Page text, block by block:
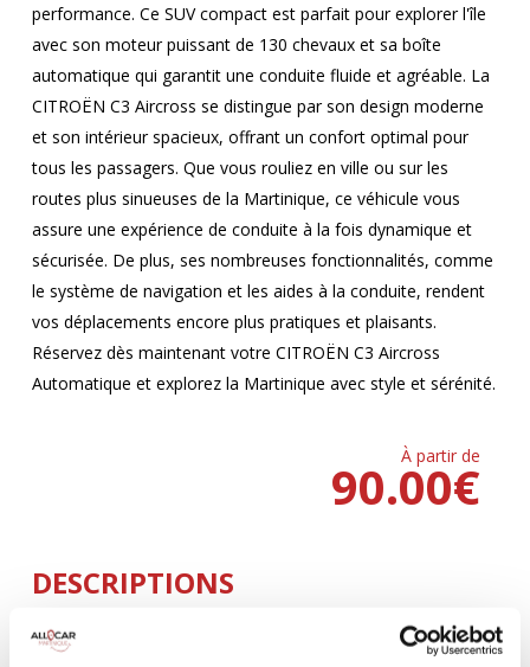
performance. Ce SUV compact est parfait pour explorer l'île
avec son moteur puissant de 130 chevaux et sa boîte
automatique qui garantit une conduite fluide et agréable. La
CITROËN C3 Aircross se distingue par son design moderne
et son intérieur spacieux, offrant un confort optimal pour
tous les passagers. Que vous rouliez en ville ou sur les
routes plus sinueuses de la Martinique, ce véhicule vous
assure une expérience de conduite à la fois dynamique et
sécurisée. De plus, ses nombreuses fonctionnalités, comme
le système de navigation et les aides à la conduite, rendent
vos déplacements encore plus pratiques et plaisants.
Réservez dès maintenant votre CITROËN C3 Aircross
Automatique et explorez la Martinique avec style et sérénité.
À partir de
€
90.00
DESCRIPTIONS
AUTOMATIQUE